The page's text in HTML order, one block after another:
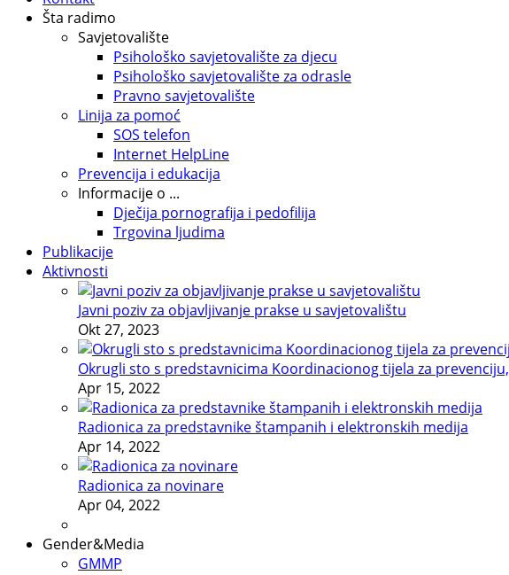
Šta radimo
Savjetovalište
Psihološko savjetovalište za djecu
Psihološko savjetovalište za odrasle
Pravno savjetovalište
Linija za pomoć
SOS telefon
Internet HelpLine
Prevencija i edukacija
Informacije o ...
Dječija pornografija i pedofilija
Trgovina ljudima
Publikacije
Aktivnosti
Javni poziv za objavljivanje prakse u savjetovalištu
Okt 27, 2023
Okrugli sto s predstavnicima Koordinacionog tijela za prevenciju,
Apr 15, 2022
Radionica za predstavnike štampanih i elektronskih medija
Apr 14, 2022
Radionica za novinare
Apr 04, 2022
Gender&Media
GMMP